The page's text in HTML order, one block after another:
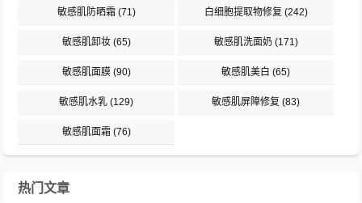
敏感肌防晒霜(71) 白细胞提取物修复 (242)
敏感肌卸妆(65) 敏感肌洗面奶(171)
敏感肌面膜(90) 敏感肌美白 (65)
敏感肌水乳 (129) 敏感肌屏障修复 (83)
敏感肌面霜(76)
热门文章